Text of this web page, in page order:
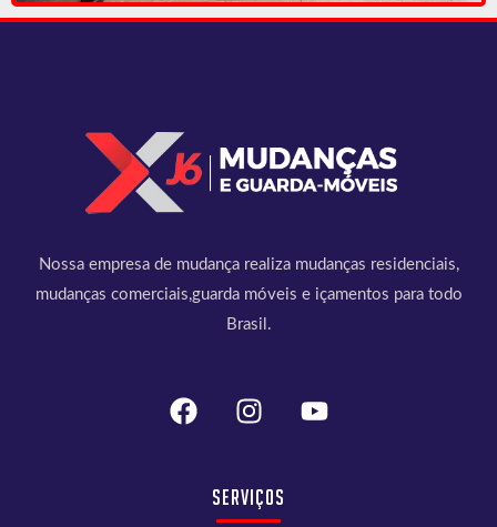
Nossa empresa de mudança realiza mudanças residenciais,
mudanças comerciais,guarda móveis e içamentos para todo
Brasil.
Serviços